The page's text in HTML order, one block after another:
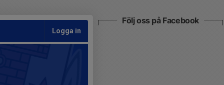
Logga in
Följ oss på Facebook